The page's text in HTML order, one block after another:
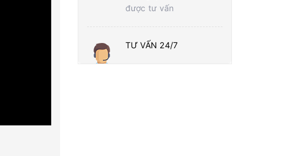
được tư vấn
TƯ VẤN 24/7